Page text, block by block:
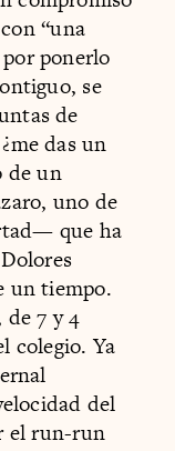
“una
ponerlo
se
de
das un
de un
uno de
que ha
un tiempo.
7 y 4
colegio. Ya
del
el run-run